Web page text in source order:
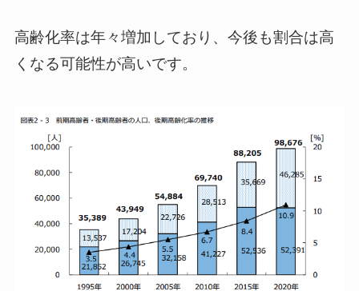
高齢化率は年々増加しており、今後も割合は高
くなる可能性が高いです。